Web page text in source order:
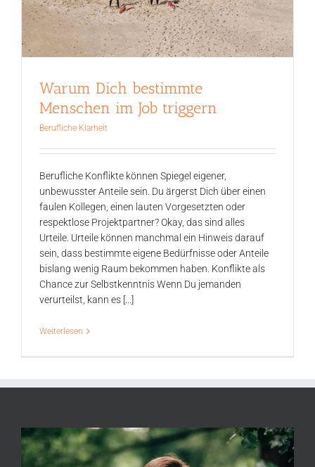
Warum Dich bestimmte
Menschen im Job triggern
Berufliche Klarheit
Berufliche Konflikte können Spiegel eigener,
unbewusster Anteile sein. Du ärgerst Dich über einen
faulen Kollegen, einen lauten Vorgesetzten oder
respektlose Projektpartner? Okay, das sind alles
Urteile. Urteile können manchmal ein Hinweis darauf
sein, dass bestimmte eigene Bedürfnisse oder Anteile
bislang wenig Raum bekommen haben. Konflikte als
Chance zur Selbstkenntnis Wenn Du jemanden
verurteilst, kann es [...]
Weiterlesen